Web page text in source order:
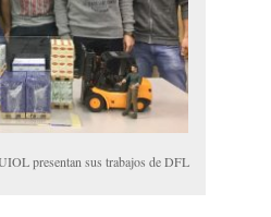
presentan sus trabajos de DFL